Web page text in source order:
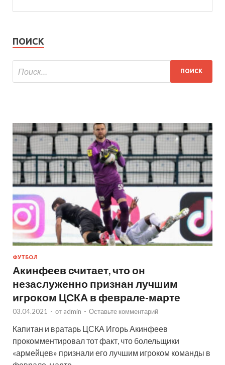
ПОИСК
ФУТБОЛ
Акинфеев считает, что он
незаслуженно признан лучшим
игроком ЦСКА в феврале-марте
03.04.2021 - от admin - Оставьте комментарий
Капитан и вратарь ЦСКА Игорь Акинфеев
прокомментировал тот факт, что болельщики
«армейцев» признали его лучшим игроком команды в